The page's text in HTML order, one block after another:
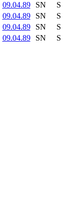
09.04.89
SN S
09.04.89
SN S
09.04.89
SN S
09.04.89
SN S